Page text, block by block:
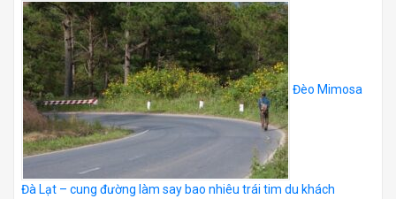
Đèo Mimosa
Đà Lạt – cung đường làm say bao nhiêu trái tim du khách